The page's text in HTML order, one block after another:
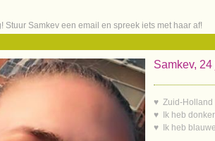
Samkev een email en spreek iets met haar af!
Samkev, 24
♥ Zuid-Holland
♥ Ik heb
♥ Ik heb